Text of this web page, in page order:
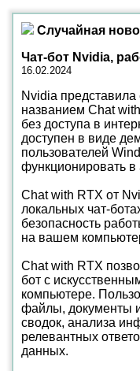
Случайная
Чат-бот Nvidia,
16.02.2024
Nvidia представила
названием Chat
без доступа в
доступен в виде
пользователей
функционировать
Chat with RTX от
локальных чат-
безопасность
на вашем
Chat with RTX
бот с
компьютере.
файлы, документы
сводок, анализа
релевантных
данных.